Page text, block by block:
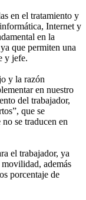
en el tratamiento y
Internet y
en la
que permiten una
y jefe.
y la razón
en nuestro
del trabajador,
que se
se traducen en
el trabajador, ya
además
porcentaje de